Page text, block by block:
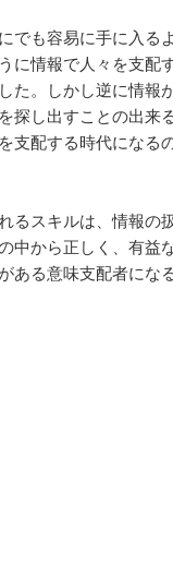
でも容易に手に入る
に情報で人々を支配
た。しかし逆に情報
探し出すことの出来
支配する時代になる
るスキルは、情報の
中から正しく、有益
ある意味支配者にな